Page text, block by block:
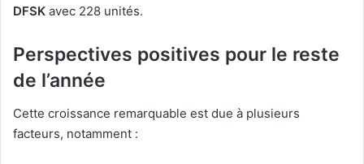
DFSK avec 228 unités.
Perspectives positives pour le reste
de l’année
Cette croissance remarquable est due à plusieurs
facteurs, notamment :